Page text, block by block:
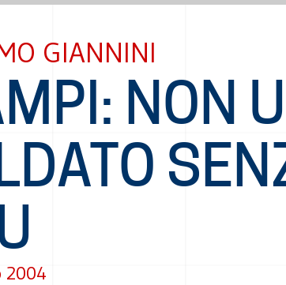
GIANNINI
NON
2004